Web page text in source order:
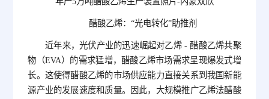
醋酸乙烯：“光电转化”助推剂
近年来，光伏产业的迅速崛起对乙烯 - 醋酸乙烯共聚
物（EVA）的需求猛增，醋酸乙烯市场需求呈现爆发式增
长。这使得醋酸乙烯的市场供应能力直接关系到我国新能
源产业的发展速度和质量。因此，大规模推广乙烯法醋酸